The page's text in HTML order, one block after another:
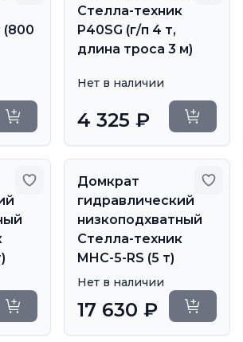
(800
Уточнить сроки
Стелла-техник
P40SG (г/п 4 т,
длина троса 3 м)
Нет в наличии
4 325 ₽
Добавить в избранное
Уточнить сроки
Домкрат
гидравлический
низкоподхватный
Стелла-техник
MHC-5-RS (5 т)
Нет в наличии
17 630 ₽